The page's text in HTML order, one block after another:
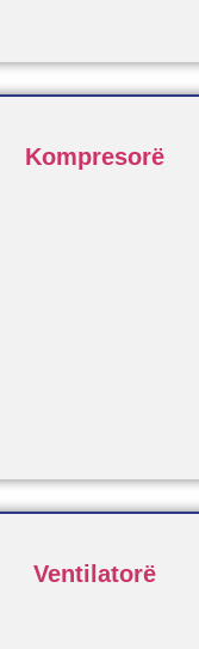
Kompresorë
Ventilatorë